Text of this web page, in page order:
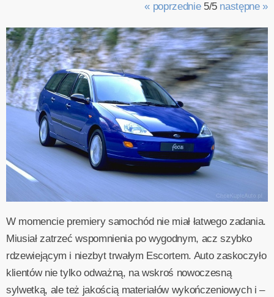
« poprzednie5/5 następne »
W momencie premiery samochód nie miał łatwego zadania.
Miusiał zatrzeć wspomnienia po wygodnym, acz szybko
rdzewiejącym i niezbyt trwałym Escortem. Auto zaskoczyło
klientów nie tylko odważną, na wskroś nowoczesną
sylwetką, ale też jakością materiałów wykończeniowych i –